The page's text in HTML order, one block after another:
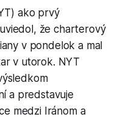
ako prvý
že charterový
v pondelok a mal
v utorok. NYT
a predstavuje
medzi Iránom a